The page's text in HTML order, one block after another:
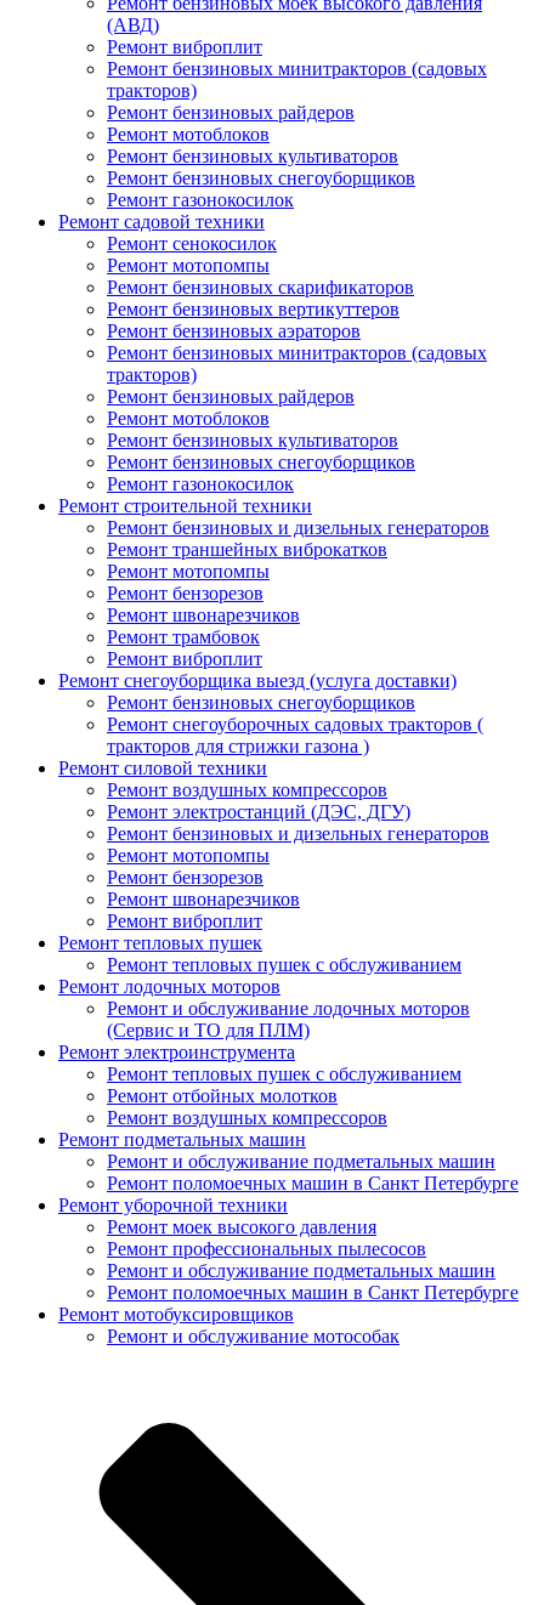
(АВД)
Ремонт виброплит
Ремонт бензиновых минитракторов (садовых
тракторов)
Ремонт бензиновых райдеров
Ремонт мотоблоков
Ремонт бензиновых культиваторов
Ремонт бензиновых снегоуборщиков
Ремонт газонокосилок
Ремонт садовой техники
Ремонт сенокосилок
Ремонт мотопомпы
Ремонт бензиновых скарификаторов
Ремонт бензиновых вертикуттеров
Ремонт бензиновых аэраторов
Ремонт бензиновых минитракторов (садовых
тракторов)
Ремонт бензиновых райдеров
Ремонт мотоблоков
Ремонт бензиновых культиваторов
Ремонт бензиновых снегоуборщиков
Ремонт газонокосилок
Ремонт строительной техники
Ремонт бензиновых и дизельных генераторов
Ремонт траншейных виброкатков
Ремонт мотопомпы
Ремонт бензорезов
Ремонт швонарезчиков
Ремонт трамбовок
Ремонт виброплит
Ремонт снегоуборщика выезд (услуга доставки)
Ремонт бензиновых снегоуборщиков
Ремонт снегоуборочных садовых тракторов (
тракторов для стрижки газона )
Ремонт силовой техники
Ремонт воздушных компрессоров
Ремонт электростанций (ДЭС, ДГУ)
Ремонт бензиновых и дизельных генераторов
Ремонт мотопомпы
Ремонт бензорезов
Ремонт швонарезчиков
Ремонт виброплит
Ремонт тепловых пушек
Ремонт тепловых пушек с обслуживанием
Ремонт лодочных моторов
Ремонт и обслуживание лодочных моторов
(Сервис и ТО для ПЛМ)
Ремонт электроинструмента
Ремонт тепловых пушек с обслуживанием
Ремонт отбойных молотков
Ремонт воздушных компрессоров
Ремонт подметальных машин
Ремонт и обслуживание подметальных машин
Ремонт поломоечных машин в Санкт Петербурге
Ремонт уборочной техники
Ремонт моек высокого давления
Ремонт профессиональных пылесосов
Ремонт и обслуживание подметальных машин
Ремонт поломоечных машин в Санкт Петербурге
Ремонт мотобуксировщиков
Ремонт и обслуживание мотособак